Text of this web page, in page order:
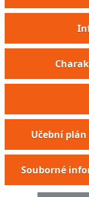
Učební
Souborné